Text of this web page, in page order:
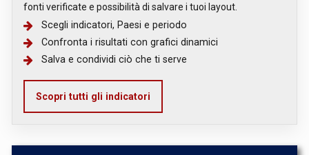
fonti verificate e possibilità di salvare i tuoi layout.
Scegli indicatori, Paesi e periodo
Confronta i risultati con grafici dinamici
Salva e condividi ciò che ti serve
Scopri tutti gli indicatori